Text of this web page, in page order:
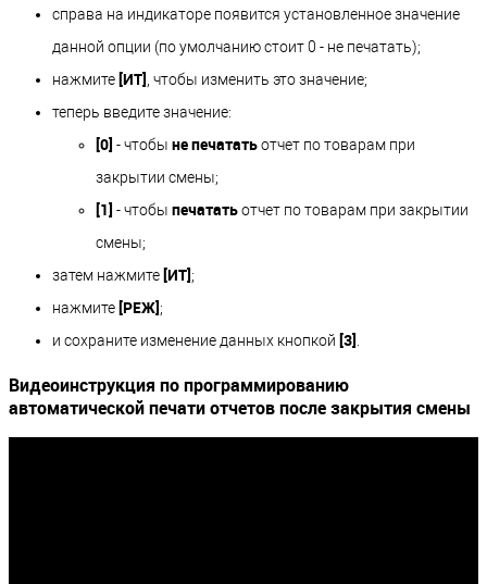
справа на индикаторе появится установленное значение
данной опции (по умолчанию стоит 0 - не печатать);
нажмите [ИТ] , чтобы изменить это значение;
теперь введите значение:
[0] - чтобы не печататьотчет по товарам при
закрытии смены;
[1] - чтобы печататьотчет по товарам при закрытии
смены;
затем нажмите [ИТ] ;
нажмите [РЕЖ] ;
и сохраните изменение данных кнопкой [3] .
Видеоинструкция по программированию
автоматической печати отчетов после закрытия смены